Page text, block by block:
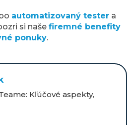
automatizovaný tester a
si našefiremné benefity
ponuky.
Kľúčové aspekty,